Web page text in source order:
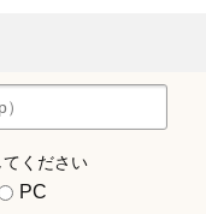
ください
PC